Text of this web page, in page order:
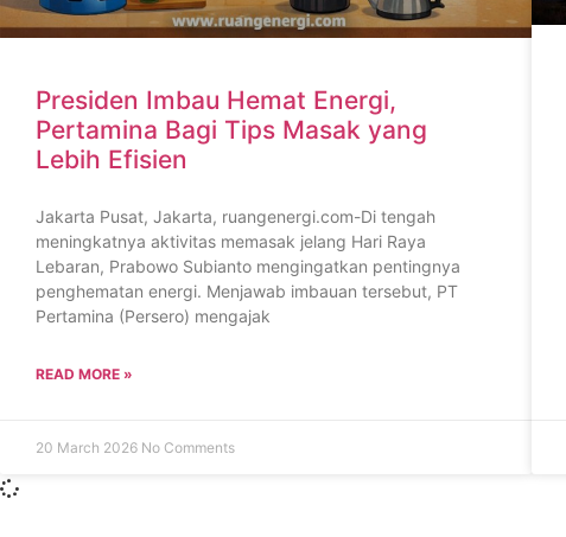
Presiden Imbau Hemat Energi,
Pertamina Bagi Tips Masak yang
Lebih Efisien
Jakarta Pusat, Jakarta, ruangenergi.com-Di tengah
meningkatnya aktivitas memasak jelang Hari Raya
Lebaran, Prabowo Subianto mengingatkan pentingnya
penghematan energi. Menjawab imbauan tersebut, PT
Pertamina (Persero) mengajak
READ MORE »
20 March 2026 No Comments